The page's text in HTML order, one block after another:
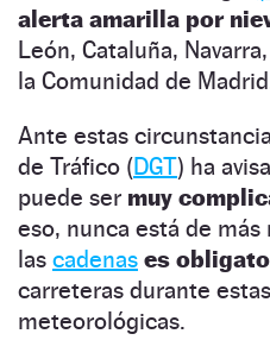
alerta amarilla por
León, Cataluña,
la Comunidad de
Ante estas
de Tráfico (DGT) ha
puede ser muy
eso, nunca está de
las cadenas es
carreteras durante
meteorológicas.